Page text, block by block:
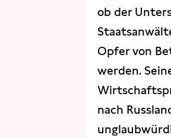
ob der
Opfer von
werden.
nach